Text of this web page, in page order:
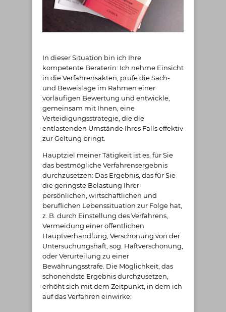
In dieser Situation bin ich Ihre
kompetente Beraterin: Ich nehme Einsicht
in die Verfahrensakten, prüfe die Sach-
und Beweislage im Rahmen einer
vorläufigen Bewertung und entwickle,
gemeinsam mit Ihnen, eine
Verteidigungsstrategie, die die
entlastenden Umstände Ihres Falls effektiv
zur Geltung bringt.
Hauptziel meiner Tätigkeit ist es, für Sie
das bestmögliche Verfahrensergebnis
durchzusetzen: Das Ergebnis, das für Sie
die geringste Belastung Ihrer
persönlichen, wirtschaftlichen und
beruflichen Lebenssituation zur Folge hat,
z. B. durch Einstellung des Verfahrens,
Vermeidung einer öffentlichen
Hauptverhandlung, Verschonung von der
Untersuchungshaft, sog. Haftverschonung,
oder Verurteilung zu einer
Bewährungsstrafe. Die Möglichkeit, das
schonendste Ergebnis durchzusetzen,
erhöht sich mit dem Zeitpunkt, in dem ich
auf das Verfahren einwirke: